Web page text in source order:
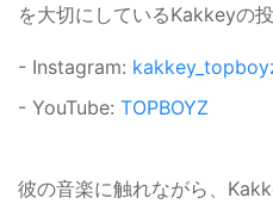
を大切にしているKakkeyの
- Instagram:
- YouTube: TOPBOYZ
彼の音楽に触れながら、